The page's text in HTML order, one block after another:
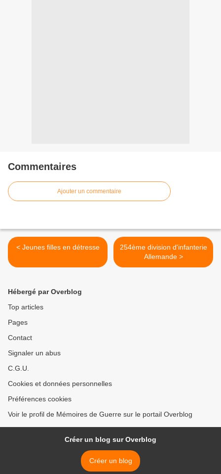
Commentaires
Ajouter un commentaire
< Jeunes filles en détresse
254ème division d'infanterie
Allemande >
Hébergé par Overblog
Top articles
Pages
Contact
Signaler un abus
C.G.U.
Cookies et données personnelles
Préférences cookies
Voir le profil de Mémoires de Guerre sur le portail Overblog
Créer un blog sur Overblog
Créer un blog